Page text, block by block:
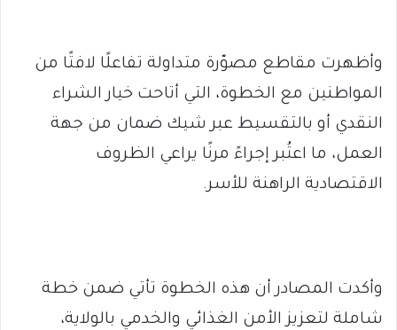
وأظهرت مقاطع مصوّرة متداولة تفاعلًا لافتًا من
المواطنين مع الخطوة، التي أتاحت خيار الشراء
النقدي أو بالتقسيط عبر شيك ضمان من جهة
العمل، ما اعتُبر إجراءً مرنًا يراعي الظروف
الاقتصادية الراهنة للأسر.
وأكدت المصادر أن هذه الخطوة تأتي ضمن خطة
شاملة لتعزيز الأمن الغذائي والخدمي بالولاية،